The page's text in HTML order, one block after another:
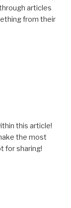
articles
from their
this article!
the most
for sharing!